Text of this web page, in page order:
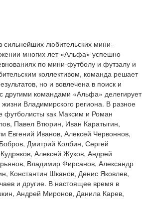
сильнейших любительских мини-
многих лет «Альфа» успешно
по мини-футболу и футзалу и
коллективом, команда решает
но и вовлечена в поиск и
другими командами «Альфа» делегирует
Владимирского региона. В разное
футболисты как Максим и Роман
Павел Втюрин, Иван Каратыгин,
Евгений Иванов, Алексей Червоннов,
Дмитрий Колбин, Сергей
Алексей Жуков, Андрей
Владимир Фирсанов, Александр
Константин Шканов, Денис Яковлев,
и другие. В настоящее время в
Андрей Миронов, Данила Карев,